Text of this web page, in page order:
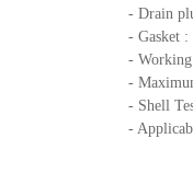
- Drain
- Gasket :
- Working
-
- Shell
-